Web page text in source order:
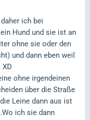
ich bei
Hund und sie ist an
ohne sie oder den
und dann eben weil
ohne irgendeinen
über die Straße
Leine dann aus ist
ich sie dann